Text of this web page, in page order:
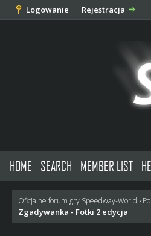
Logowanie Rejestracja
HOME SEARCH MEMBER LIST
Oficjalne forum gry Speedway-World ›
Zgadywanka - Fotki 2 edycja